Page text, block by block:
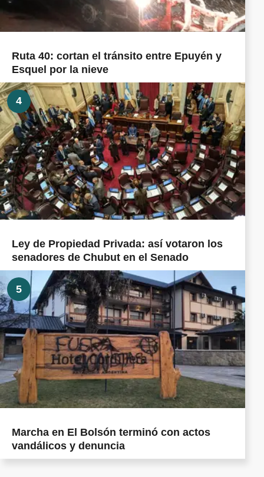
Ruta 40: cortan el tránsito entre Epuyén y
Esquel por la nieve
4
Ley de Propiedad Privada: así votaron los
senadores de Chubut en el Senado
5
Marcha en El Bolsón terminó con actos
vandálicos y denuncia